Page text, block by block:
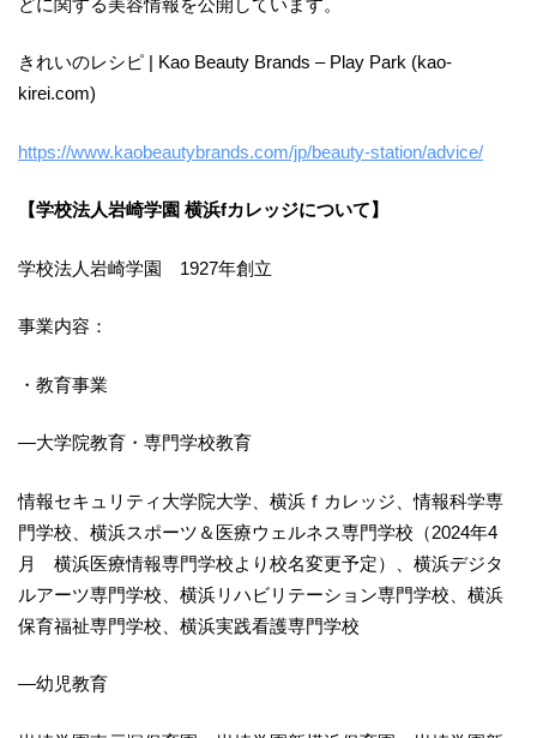
きれいのレシピ | Kao Beauty Brands – Play Park (kao-
kirei.com)
https://www.kaobeautybrands.com/jp/beauty-station/advice/
【学校法人岩崎学園 横浜fカレッジについて】
学校法人岩崎学園 1927年創立
事業内容：
・教育事業
—大学院教育・専門学校教育
情報セキュリティ大学院大学、横浜ｆカレッジ、情報科学専
門学校、横浜スポーツ＆医療ウェルネス専門学校（2024年4
月 横浜医療情報専門学校より校名変更予定）、横浜デジタ
ルアーツ専門学校、横浜リハビリテーション専門学校、横浜
保育福祉専門学校、横浜実践看護専門学校
―幼児教育